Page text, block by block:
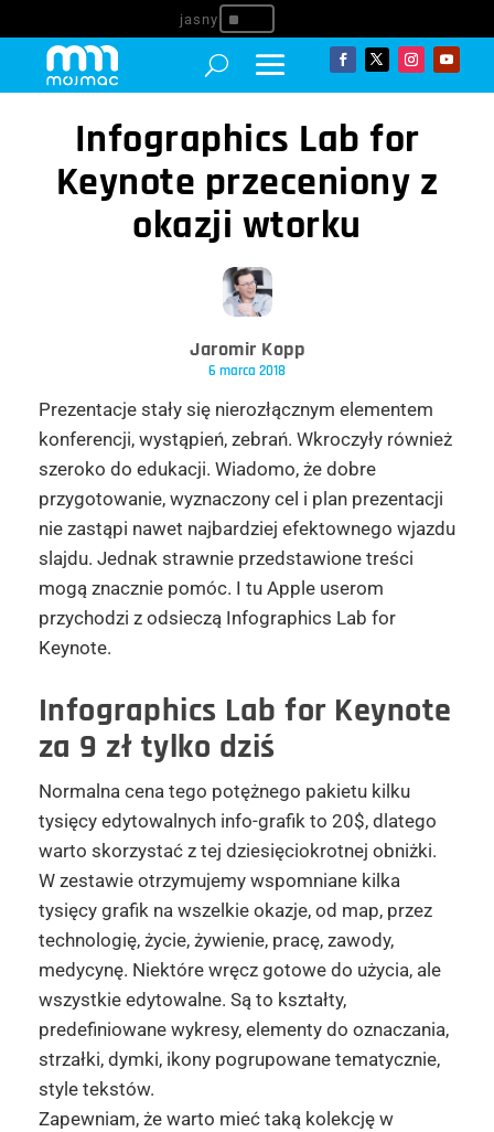
^
Infographics Lab for
Keynote przeceniony z
okazji wtorku
Jaromir Kopp
6 marca 2018
Prezentacje stały się nierozłącznym elementem
konferencji, wystąpień, zebrań. Wkroczyły również
szeroko do edukacji. Wiadomo, że dobre
przygotowanie, wyznaczony cel i plan prezentacji
nie zastąpi nawet najbardziej efektownego wjazdu
slajdu. Jednak strawnie przedstawione treści
mogą znacznie pomóc. I tu Apple userom
przychodzi z odsieczą Infographics Lab for
Keynote.
Infographics Lab for Keynote
za 9 zł tylko dziś
Normalna cena tego potężnego pakietu kilku
tysięcy edytowalnych info-grafik to 20$, dlatego
warto skorzystać z tej dziesięciokrotnej obniżki.
W zestawie otrzymujemy wspomniane kilka
tysięcy grafik na wszelkie okazje, od map, przez
technologię, życie, żywienie, pracę, zawody,
medycynę. Niektóre wręcz gotowe do użycia, ale
wszystkie edytowalne. Są to kształty,
predefiniowane wykresy, elementy do oznaczania,
strzałki, dymki, ikony pogrupowane tematycznie,
style tekstów.
Zapewniam, że warto mieć taką kolekcję w